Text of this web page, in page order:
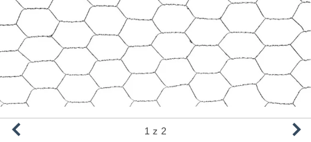
1 z 2